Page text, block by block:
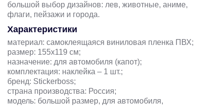
большой выбор дизайнов: лев, животные, аниме,
флаги, пейзажи и города.
Характеристики
материал: самоклеящаяся виниловая пленка ПВХ;
размер: 155х119 см;
назначение: для автомобиля (капот);
комплектация: наклейка – 1 шт.;
бренд: Stickerboss;
страна производства: Россия;
модель: большой размер, для автомобиля,